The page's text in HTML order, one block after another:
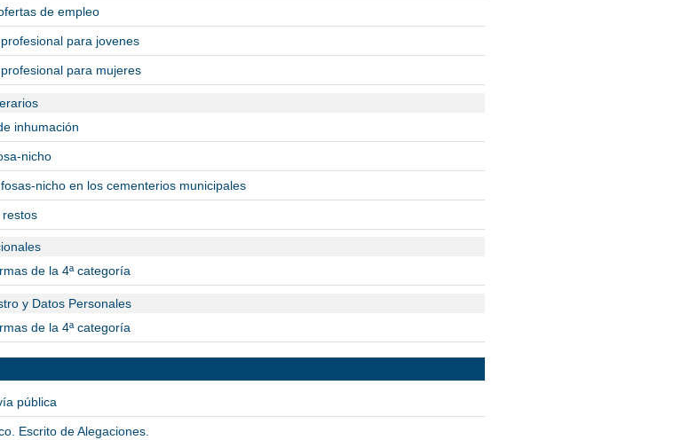
de empleo
para jovenes
para mujeres
inhumación
nicho
nicho en los cementerios municipales
de la 4ª categoría
y Datos Personales
de la 4ª categoría
pública
Escrito de Alegaciones.